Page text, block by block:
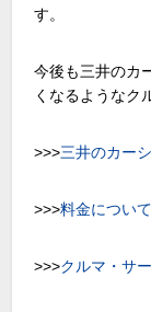
す。
今後も三井のカ
くなるようなク
>>>三井のカー
>>>料金について
>>>クルマ・サ